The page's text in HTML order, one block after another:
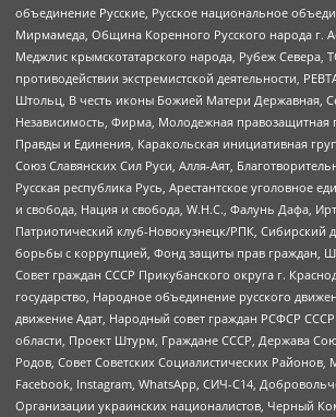
объединение Русские, Русское национальное
Мирмамеда, Община Коренного Русского народа г.
Меджлис крымскотатарского народа, Рубеж Севера,
противодействии экстремистской деятельности,
Штольц, В честь иконы Божией Матери Державная,
Независимость, Фирма, Молодежная правозащитная
Правды и Единения, Каракольская инициативная
Союз Славянских Сил Руси, Алля-Аят,
Русская республика Русь, Арестантское уголовное
и свобода, Нация и свобода, W.H.С., Фалунь Дафа,
Патриотический клуб-Новокузнецк/РПК, Сибирский
борьбы с коррупцией, Фонд защиты прав граждан,
Совет граждан СССР Прикубанского округа г.
государство, Народное объединение русского
движение Адат, Народный совет граждан РСФСР СССР
области, Проект Штурм, Граждане СССР, Держава
Родов, Совет Советских Социалистических Районов,
Facebook, Instagram, WhatsApp, СИЧ-С14,
Организации украинских националистов, Черный